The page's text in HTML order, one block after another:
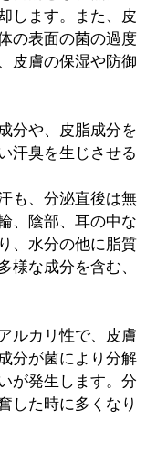
します。また、皮
の表面の菌の過度
皮膚の保湿や防御
分や、皮脂成分を
汗臭を生じさせる
も、分泌直後は無
、陰部、耳の中な
、水分の他に脂質
様な成分を含む、
ルカリ性で、皮膚
分が菌により分解
が発生します。分
した時に多くなり